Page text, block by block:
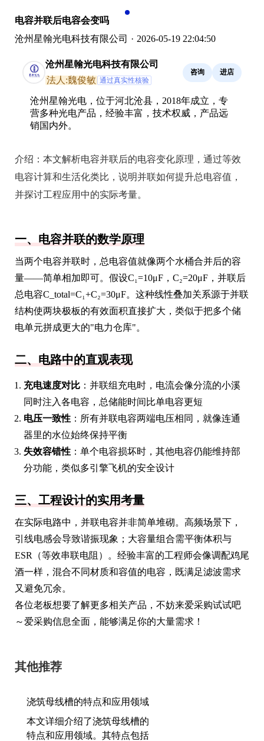
电容并联后电容会变吗
沧州星翰光电科技有限公司 · 2026-05-19 22:04:50
沧州星翰光电科技有限公司
法人:魏俊敏 通过真实性核验
咨询 进店
沧州星翰光电，位于河北沧县，2018年成立，专
营多种光电产品，经验丰富，技术权威，产品远
销国内外。
介绍： 本文解析电容并联后的电容变化原理，通过等效
电容计算和生活化类比，说明并联如何提升总电容值，
并探讨工程应用中的实际考量。
一、电容并联的数学原理
当两个电容并联时，总电容值就像两个水桶合并后的容
量——简单相加即可。假设C₁=10μF，C₂=20μF，并联后
总电容C_total=C₁+C₂=30μF。这种线性叠加关系源于并联
结构使两块极板的有效面积直接扩大，类似于把多个储
电单元拼成更大的"电力仓库"。
二、电路中的直观表现
充电速度对比 ：并联组充电时，电流会像分流的小溪
同时注入各电容，总储能时间比单电容更短
电压一致性 ：所有并联电容两端电压相同，就像连通
器里的水位始终保持平衡
失效容错性 ：单个电容损坏时，其他电容仍能维持部
分功能，类似多引擎飞机的安全设计
三、工程设计的实用考量
在实际电路中，并联电容并非简单堆砌。高频场景下，
引线电感会导致谐振现象；大容量组合需平衡体积与
ESR（等效串联电阻）。经验丰富的工程师会像调配鸡尾
酒一样，混合不同材质和容值的电容，既满足滤波需求
又避免冗余。
各位老板想要了解更多相关产品，不妨来爱采购试试吧
～爱采购信息全面，能够满足你的大量需求！
其他推荐
浇筑母线槽的特点和应用领域
本文详细介绍了浇筑母线槽的
特点和应用领域。其特点包括